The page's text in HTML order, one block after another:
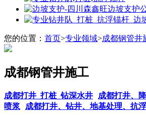
您的位置： 首页>专业领域>成都钢管井
成都钢管井施工
成都打井_打桩_钻深水井
成都打井、
喷浆
成都打井、钻井、地基处理、抗